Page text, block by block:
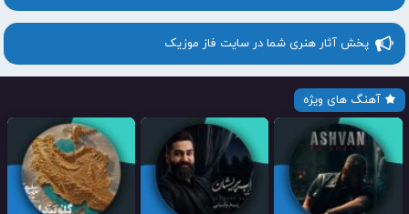
پخش آثار هنری شما در سایت فاز موزیک
آهنگ های ویژه